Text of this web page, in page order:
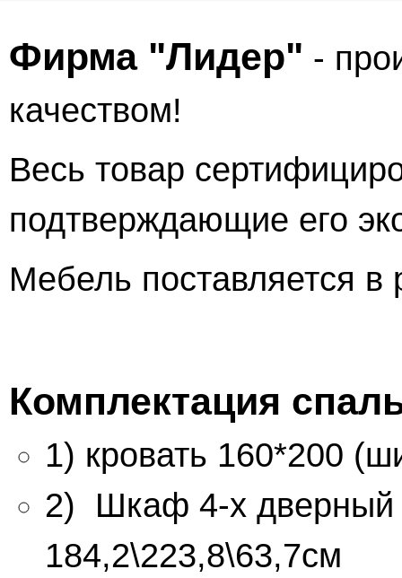
Фирма "Лидер" -
качеством!
Весь товар
подтверждающие его
Мебель поставляется в
Комплектация
1) кровать 160*200
2) Шкаф 4-х дверный
184,2\223,8\63,7см